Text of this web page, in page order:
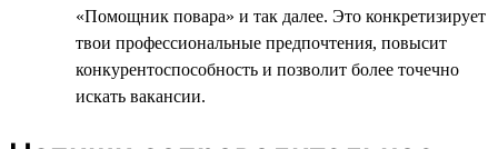
«Помощник повара» и так далее. Это конкретизирует
твои профессиональные предпочтения, повысит
конкурентоспособность и позволит более точечно
искать вакансии.